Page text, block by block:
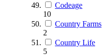
Codeage
10
Country Farms
2
Country Life
5